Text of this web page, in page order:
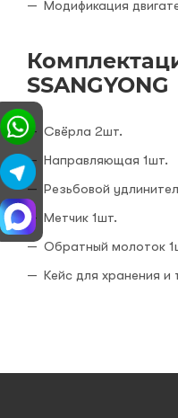
Модификация
SSANGYONG
Свёрла 2шт.
Направляющая 1шт.
Резьбовой
Метчик 1шт.
Обратный молоток
Кейс для хранения и